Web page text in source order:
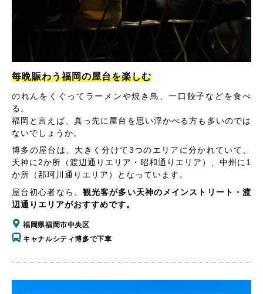
毎晩賑わう福岡の屋台を楽しむ
のれんをくぐってラーメンや焼き鳥、一口餃子などを食べ
る。
福岡と言えば、真っ先に屋台を思い浮かべる方も多いのでは
ないでしょうか。
博多の屋台は、大きく分けて3つのエリアに分かれていて、
天神に2か所（渡辺通りエリア・昭和通りエリア）、中州に1
か所（那珂川通りエリア）となっています。
屋台初心者なら、 観光客が多い天神のメインストリート・渡
辺通りエリアがおすすめです。
福岡県福岡市中央区
キャナルシティ博多で下車